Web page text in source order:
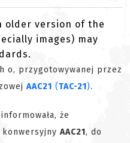
older version of the
images) may
o, przygotowywanej przez
AAC21 (TAC-21).
że
AAC21, do